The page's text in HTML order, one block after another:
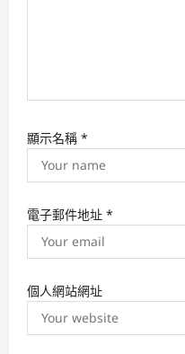
顯示名稱 *
電子郵件地址 *
個人網站網址